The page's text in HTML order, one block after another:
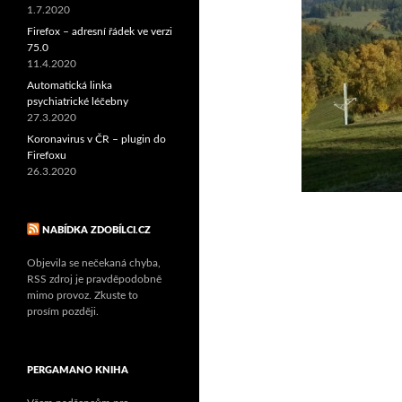
1.7.2020
Firefox – adresní řádek ve verzi
75.0
11.4.2020
Automatická linka
psychiatrické léčebny
27.3.2020
Koronavirus v ČR – plugin do
Firefoxu
26.3.2020
NABÍDKA ZDOBÍLCI.CZ
Objevila se nečekaná chyba,
RSS zdroj je pravděpodobně
mimo provoz. Zkuste to
prosím později.
PERGAMANO KNIHA